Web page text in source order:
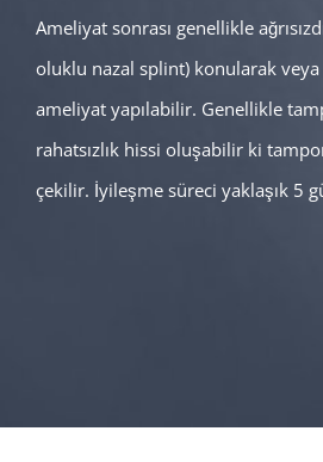
Ameliyat sonrası genellikle
oluklu nazal splint) konularak
ameliyat yapılabilir. Genellikle
rahatsızlık hissi oluşabilir ki
çekilir. İyileşme süreci yaklaşık 5